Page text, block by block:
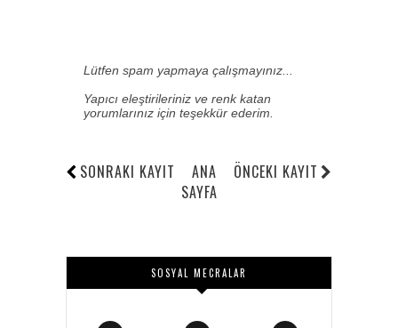
Lütfen spam yapmaya çalışmayınız...
Yapıcı eleştirileriniz ve renk katan
yorumlarınız için teşekkür ederim.
SONRAKI KAYIT ÖNCEKI KAYIT
ANA
SAYFA
SOSYAL MECRALAR